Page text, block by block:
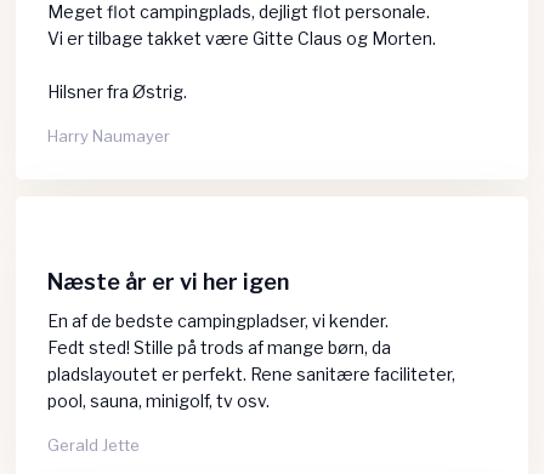
Meget flot campingplads, dejligt flot personale.
Vi er tilbage takket være Gitte Claus og Morten.
Hilsner fra Østrig.
Harry Naumayer​
Næste år er vi her igen
En af de bedste campingpladser, vi kender.
​Fedt sted! Stille på trods af mange børn, da
pladslayoutet er perfekt. Rene sanitære faciliteter,
pool, sauna, minigolf, tv osv.
Gerald Jette